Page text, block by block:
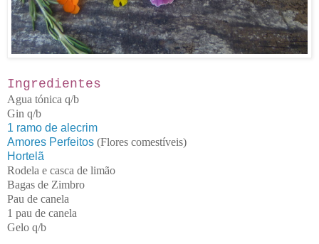
Ingredientes
Agua tónica q/b
Gin q/b
1 ramo de alecrim
Amores Perfeitos (Flores comestíveis)
Hortelã
Rodela e casca de limão
Bagas de Zimbro
Pau de canela
1 pau de canela
Gelo q/b